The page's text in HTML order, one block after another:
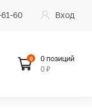
60 Вход
0
0 позиций
0 ₽